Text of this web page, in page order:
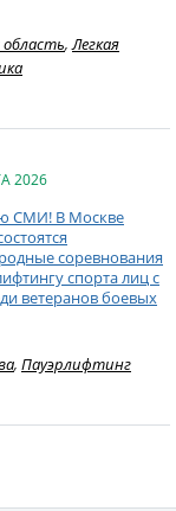
,Легкая
2026
СМИ! В Москве
соревнования
спорта лиц с
ветеранов боевых
, Пауэрлифтинг